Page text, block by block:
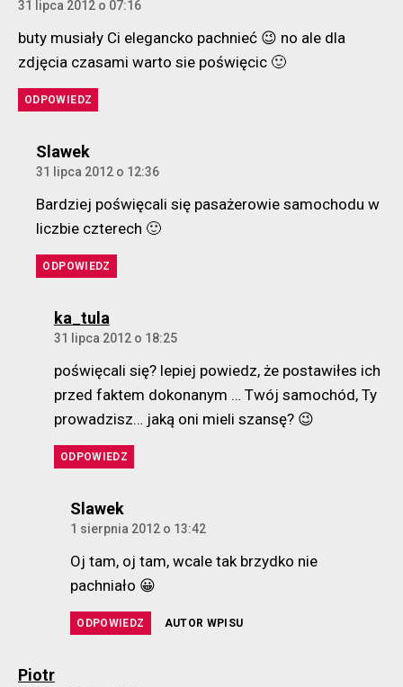
31 lipca 2012 o 07:16
buty musiały Ci elegancko pachnieć 😉 no ale dla
zdjęcia czasami warto sie poświęcic 🙂
ODPOWIEDZ
Slawekkomentarz:
31 lipca 2012 o 12:36
Bardziej poświęcali się pasażerowie samochodu w
liczbie czterech 🙂
ODPOWIEDZ
ka_tulakomentarz:
31 lipca 2012 o 18:25
poświęcali się? lepiej powiedz, że postawiłes ich
przed faktem dokonanym … Twój samochód, Ty
prowadzisz… jaką oni mieli szansę? 😉
ODPOWIEDZ
Slawekkomentarz:
1 sierpnia 2012 o 13:42
Oj tam, oj tam, wcale tak brzydko nie
pachniało 😀
ODPOWIEDZ AUTOR WPISU
Piotrkomentarz: